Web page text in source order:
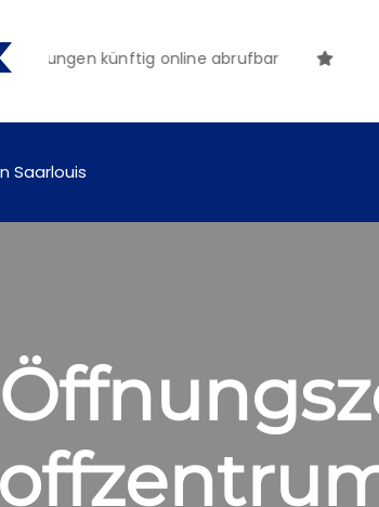
künftig online abrufbar
Saarlouis